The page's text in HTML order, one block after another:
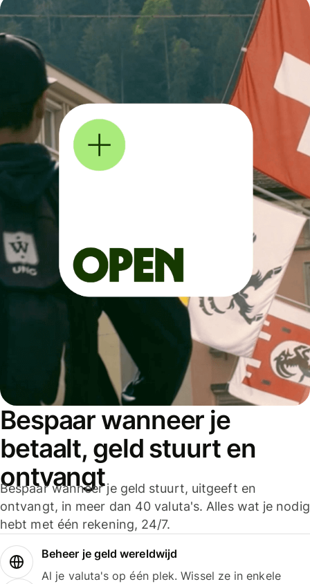
Bespaar wanneer je
betaalt, geld stuurt en
ontvangt
Bespaar wanneer je geld stuurt, uitgeeft en
ontvangt, in meer dan 40 valuta's. Alles wat je nodig
hebt met één rekening, 24/7.
Beheer je geld wereldwijd
Al je valuta's op één plek. Wissel ze in enkele